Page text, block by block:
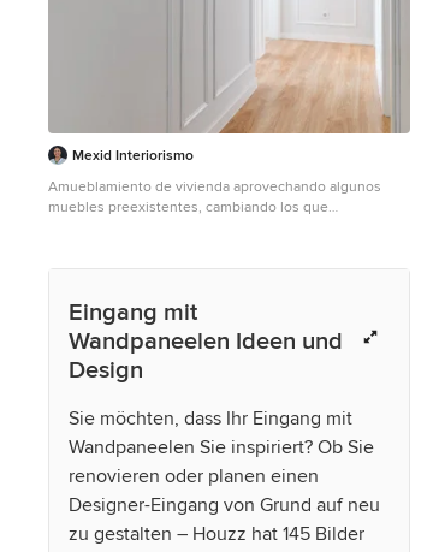
Mexid Interiorismo
Amueblamiento de vivienda aprovechando algunos
muebles preexistentes, cambiando los que
funcionamiento y circulaciones para que todo resulta
Eingang mit
Wandpaneelen Ideen und
Design
Sie möchten, dass Ihr Eingang mit
Wandpaneelen Sie inspiriert? Ob Sie
renovieren oder planen einen
Designer-Eingang von Grund auf neu
zu gestalten – Houzz hat 145 Bilder